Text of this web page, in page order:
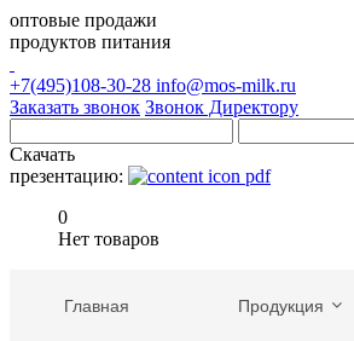
оптовые продажи
продуктов питания
+7(495)108-30-28 info@mos-milk.ru
Заказать звонок Звонок Директору
Скачать
презентацию:
0
Нет товаров
Главная Продукция